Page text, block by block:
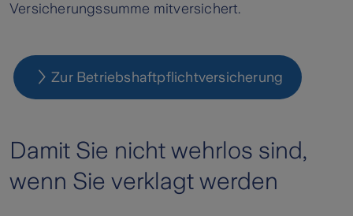
Versicherungssumme mitversichert.
Zur Betriebshaftpflichtversicherung
Damit Sie nicht wehrlos sind,
wenn Sie verklagt werden